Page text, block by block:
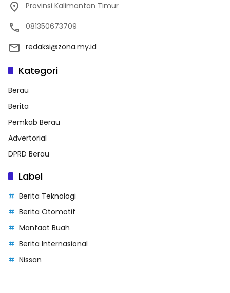
Provinsi Kalimantan Timur
081350673709
redaksi@zona.my.id
Kategori
Berau
Berita
Pemkab Berau
Advertorial
DPRD Berau
Label
Berita Teknologi
Berita Otomotif
Manfaat Buah
Berita Internasional
Nissan